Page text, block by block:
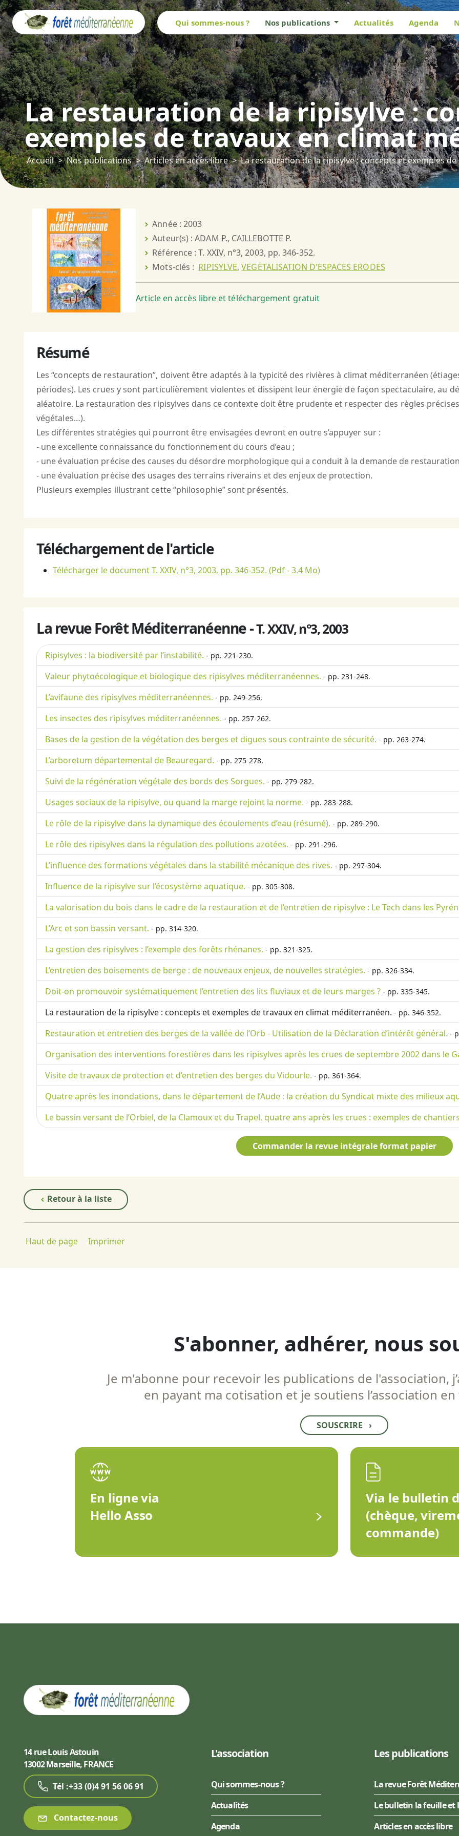
Qui sommes-nous ? Nos publications Actualités Agenda
La restauration de la ripisylve :
exemples de travaux en climat
Accueil Nos publications Articles en accès libre
Année : 2003
Auteur(s) : ADAM P., CAILLEBOTTE P.
Référence : T. XXIV, n°3, 2003, pp. 346-352.
Mots-clés : RIPISYLVE,VEGETALISATION D’ESPACES ERODES
Article en accès libre et téléchargement gratuit
Résumé
Les “concepts de restauration”, doivent être adaptés à la typicité des rivières à climat méditerranéen
périodes). Les crues y sont particulièrement violentes et dissipent leur énergie de façon spectaculaire, au
aléatoire. La restauration des ripisylves dans ce contexte doit être prudente et respecter des règles
végétales…).
Les différentes stratégies qui pourront être envisagées devront en outre s’appuyer sur :
- une excellente connaissance du fonctionnement du cours d’eau ;
- une évaluation précise des causes du désordre morphologique qui a conduit à la demande de
- une évaluation précise des usages des terrains riverains et des enjeux de protection.
Plusieurs exemples illustrant cette “philosophie” sont présentés.
Téléchargement de l'article
Télécharger le document T. XXIV, n°3, 2003, pp. 346-352. (Pdf - 3.4 Mo)
La revue Forêt Méditerranéenne -T. XXIV, n°3, 2003
Ripisylves : la biodiversité par l’instabilité. - pp. 221-230.
Valeur phytoécologique et biologique des ripisylves méditerranéennes. - pp. 231-248.
L’avifaune des ripisylves méditerranéennes. - pp. 249-256.
Les insectes des ripisylves méditerranéennes. - pp. 257-262.
Bases de la gestion de la végétation des berges et digues sous contrainte de sécurité. - pp. 263-274.
L’arboretum départemental de Beauregard. - pp. 275-278.
Suivi de la régénération végétale des bords des Sorgues. - pp. 279-282.
Usages sociaux de la ripisylve, ou quand la marge rejoint la norme. - pp. 283-288.
Le rôle de la ripisylve dans la dynamique des écoulements d’eau (résumé). - pp. 289-290.
Le rôle des ripisylves dans la régulation des pollutions azotées. - pp. 291-296.
L’influence des formations végétales dans la stabilité mécanique des rives. - pp. 297-304.
Influence de la ripisylve sur l’écosystème aquatique. - pp. 305-308.
La valorisation du bois dans le cadre de la restauration et de l’entretien de ripisylve : Le Tech dans les
L’Arc et son bassin versant. - pp. 314-320.
La gestion des ripisylves : l’exemple des forêts rhénanes. - pp. 321-325.
L’entretien des boisements de berge : de nouveaux enjeux, de nouvelles stratégies. - pp. 326-334.
Doit-on promouvoir systématiquement l’entretien des lits fluviaux et de leurs marges ? - pp. 335-345.
La restauration de la ripisylve : concepts et exemples de travaux en climat méditerranéen. - pp. 346-352.
Restauration et entretien des berges de la vallée de l’Orb - Utilisation de la Déclaration d’intérêt général. -
Organisation des interventions forestières dans les ripisylves après les crues de septembre 2002 dans le
Visite de travaux de protection et d’entretien des berges du Vidourle. - pp. 361-364.
Quatre après les inondations, dans le département de l’Aude : la création du Syndicat mixte des milieux
Le bassin versant de l’Orbiel, de la Clamoux et du Trapel, quatre ans après les crues : exemples de
Commander la revue intégrale format papier
Retour à la liste
Haut de page Imprimer
S'abonner, adhérer, nous
Je m'abonne pour recevoir les publications de l'association,
en payant ma cotisation et je soutiens l’association
SOUSCRIRE ›
En ligne via
Hello Asso
Via le bulletin
(chèque,
commande)
14 rue Louis Astouin
13002 Marseille, FRANCE
Tél :+33 (0)4 91 56 06 91
Contactez-nous
L'association
Qui sommes-nous ?
Actualités
Agenda
Les publications
La revue Forêt
Le bulletin la feuille et
Articles en accès libre
Panneau de gestion des cookies